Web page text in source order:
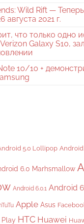
Wild Rift —
2021 г.
что только одно
Galaxy S10,
10/10 +
5.0 Lollipop Android
6.0 Marhsmallow
Android 6.0.1 Android
Apple Asus
HTC Huawei